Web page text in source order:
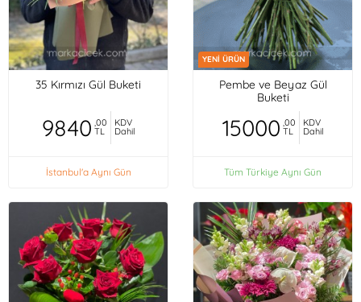
35 Kırmızı Gül Buketi
9840 ,00
TL
KDV
Dahil
İstanbul'a Aynı Gün
YENİ ÜRÜN
Pembe ve Beyaz Gül
Buketi
15000 ,00
TL
KDV
Dahil
Tüm Türkiye Aynı Gün